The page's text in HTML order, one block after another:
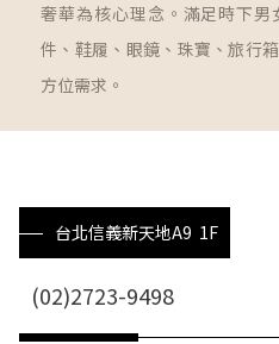
奢華為核心理念。滿足時下
件、鞋履、眼鏡、珠寶、旅行
方位需求。
台北信義新天地A9 1F
(02)2723-9498